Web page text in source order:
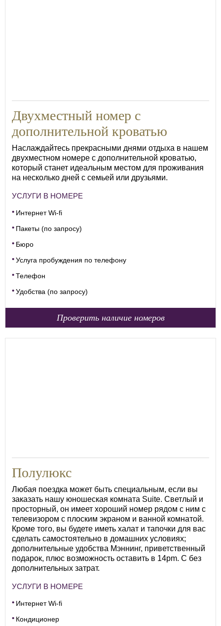
Двухместный номер с
дополнительной кроватью
Наслаждайтесь прекрасными днями отдыха в нашем
двухместном номере с дополнительной кроватью,
который станет идеальным местом для проживания
на несколько дней с семьей или друзьями.
УСЛУГИ В НОМЕРЕ
Интернет Wi-fi
Пакеты (по запросу)
Бюро
Услуга пробуждения по телефону
Телефон
Удобства (по запросу)
Проверить наличие номеров
Полулюкс
Любая поездка может быть специальным, если вы
заказать нашу юношеская комната Suite. Светлый и
просторный, он имеет хороший номер рядом с ним с
телевизором с плоским экраном и ванной комнатой.
Кроме того, вы будете иметь халат и тапочки для вас
сделать самостоятельно в домашних условиях;
дополнительные удобства Мэннинг, приветственный
подарок, плюс возможность оставить в 14pm. С без
дополнительных затрат.
УСЛУГИ В НОМЕРЕ
Интернет Wi-fi
Кондиционер